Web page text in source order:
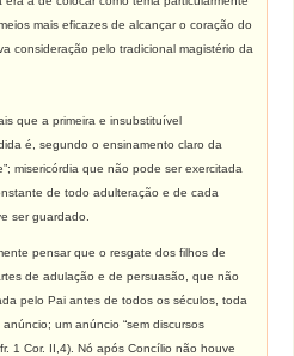
mais eficazes de alcançar o coração do
consideração pelo tradicional magistério da
que a primeira e insubstituível
é, segundo o ensinamento claro da
misericórdia que não pode ser exercitada
de todo adulteração e de cada
ser guardado.
pensar que o resgate dos filhos de
de adulação e de persuasão, que não
pelo Pai antes de todos os séculos, toda
um anúncio “sem discursos
1 Cor. II,4). Nó após Concílio não houve